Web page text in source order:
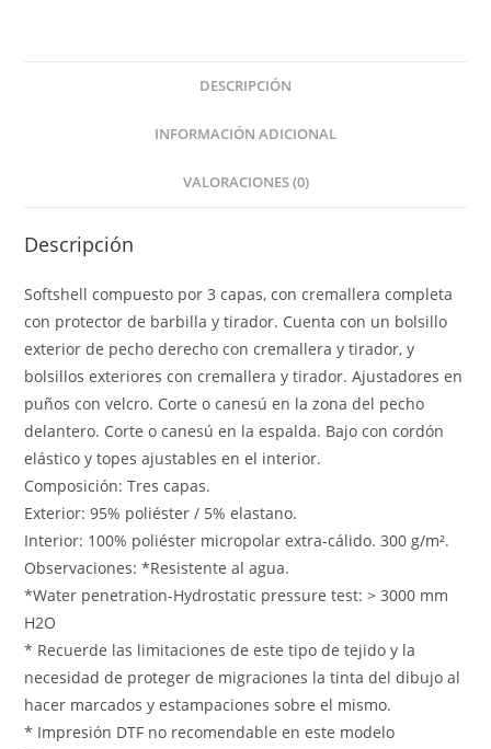
DESCRIPCIÓN
INFORMACIÓN ADICIONAL
VALORACIONES (0)
Descripción
Softshell compuesto por 3 capas, con cremallera completa
con protector de barbilla y tirador. Cuenta con un bolsillo
exterior de pecho derecho con cremallera y tirador, y
bolsillos exteriores con cremallera y tirador. Ajustadores en
puños con velcro. Corte o canesú en la zona del pecho
delantero. Corte o canesú en la espalda. Bajo con cordón
elástico y topes ajustables en el interior.
Composición: Tres capas.
Exterior: 95% poliéster / 5% elastano.
Interior: 100% poliéster micropolar extra-cálido. 300 g/m².
Observaciones: *Resistente al agua.
*Water penetration-Hydrostatic pressure test: > 3000 mm
H2O
* Recuerde las limitaciones de este tipo de tejido y la
necesidad de proteger de migraciones la tinta del dibujo al
hacer marcados y estampaciones sobre el mismo.
* Impresión DTF no recomendable en este modelo